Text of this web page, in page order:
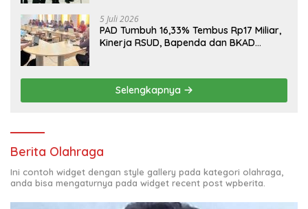
5 Juli 2026
PAD Tumbuh 16,33% Tembus Rp17 Miliar,
Kinerja RSUD, Bapenda dan BKAD
Selengkapnya
Berita Olahraga
Ini contoh widget dengan style gallery pada kategori olahraga,
anda bisa mengaturnya pada widget recent post wpberita.